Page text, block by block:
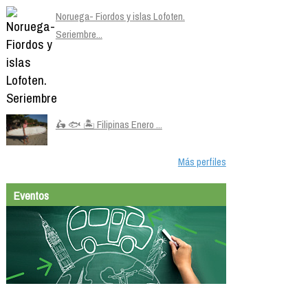
Noruega- Fiordos y islas Lofoten.
Seriembre...
🛵 🐟 🏝️ Filipinas Enero ...
Más perfiles
Eventos